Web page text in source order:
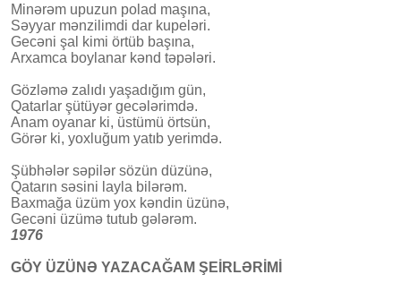
Minərəm upuzun polad maşına,
Səyyar mənzilimdi dar kupeləri.
Gecəni şal kimi örtüb başına,
Arxamca boylanar kənd təpələri.
Gözləmə zalıdı yaşadığım gün,
Qatarlar şütüyər gecələrimdə.
Anam oyanar ki, üstümü örtsün,
Görər ki, yoxluğum yatıb yerimdə.
Şübhələr səpilər sözün düzünə,
Qatarın səsini layla bilərəm.
Baxmağa üzüm yox kəndin üzünə,
Gecəni üzümə tutub gələrəm.
1976
GÖY ÜZÜNƏ YAZACAĞAM ŞEİRLƏRİMİ